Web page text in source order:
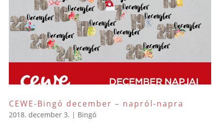
CEWE-Bingó december – napról-napra
2018. december 3. | Bingó